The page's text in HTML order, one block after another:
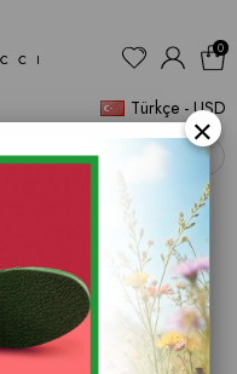
Türkçe - USD
0
›
×